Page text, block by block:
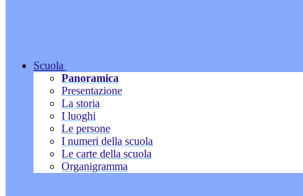
Scuola
Panoramica
Presentazione
La storia
I luoghi
Le persone
I numeri della scuola
Le carte della scuola
Organigramma